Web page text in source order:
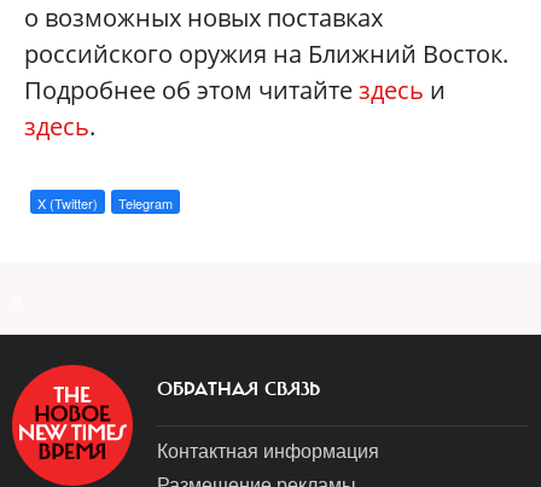
о возможных новых поставках
российского оружия на Ближний Восток.
Подробнее об этом читайтездесь и
здесь.
X (Twitter) Telegram
ОБРАТНАЯ СВЯЗЬ
Контактная информация